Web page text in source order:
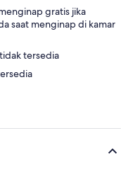
gratis jika
saat menginap di kamar
tersedia